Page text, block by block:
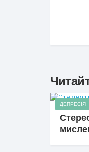
ДЕПРЕСІЯ